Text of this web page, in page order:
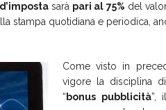
sarà pari al 75% del
stampa quotidiana e periodica,
Come visto in
vigore la disciplina
“ bonus pubblicità”,